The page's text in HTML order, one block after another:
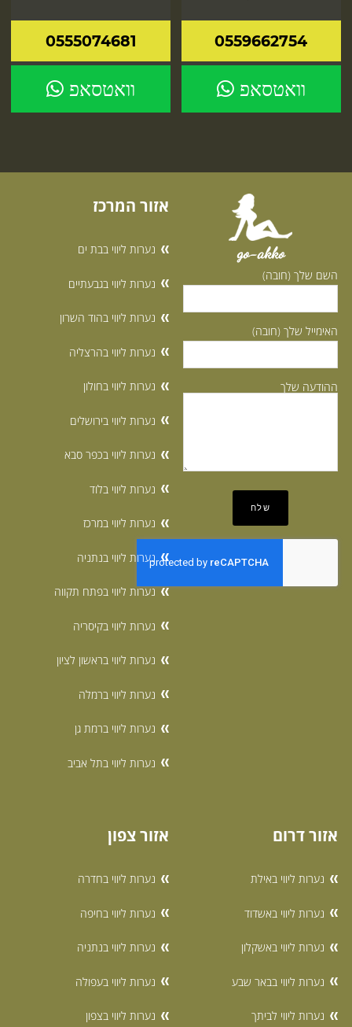
קדימה
0559662754
וואטסאפ
0555074681
וואטסאפ
go-akko
השם שלך (חובה)
האימייל שלך (חובה)
ההודעה שלך
אזור המרכז
נערות ליווי בבת ים
נערות ליווי בגבעתיים
נערות ליווי בהוד השרון
נערות ליווי בהרצליה
נערות ליווי בחולון
נערות ליווי בירושלים
נערות ליווי בכפר סבא
נערות ליווי בלוד
נערות ליווי במרכז
נערות ליווי בנתניה
נערות ליווי בפתח תקווה
נערות ליווי בקיסריה
נערות ליווי בראשון לציון
נערות ליווי ברמלה
נערות ליווי ברמת גן
נערות ליווי בתל אביב
אזור דרום
נערות ליווי באילת
נערות ליווי באשדוד
נערות ליווי באשקלון
נערות ליווי בבאר שבע
נערות ליווי לביתך
אזור צפון
נערות ליווי בחדרה
נערות ליווי בחיפה
נערות ליווי בנתניה
נערות ליווי בעפולה
נערות ליווי בצפון